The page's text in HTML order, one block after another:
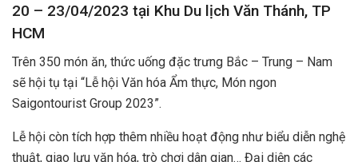
20 – 23/04/2023 tại Khu Du lịch Văn Thánh, TP
HCM
Trên 350 món ăn, thức uống đặc trưng Bắc – Trung – Nam
sẽ hội tụ tại “Lễ hội Văn hóa Ẩm thực, Món ngon
Saigontourist Group 2023”.
Lễ hội còn tích hợp thêm nhiều hoạt động như biểu diễn nghệ
thuật, giao lưu văn hóa, trò chơi dân gian… Đại diện các